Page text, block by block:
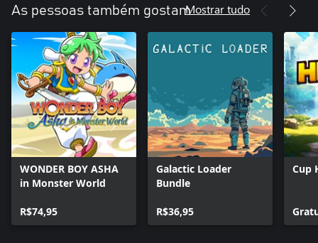
As pessoas também gostamMostrar tudo
WONDER BOY ASHA
in Monster World
R$74,95
Galactic Loader
Bundle
R$36,95
Cup